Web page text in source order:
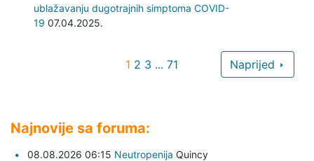
ublažavanju dugotrajnih simptoma COVID-
19 07.04.2025.
1 2 3 ... 71 Naprijed
Najnovije sa foruma:
08.08.2026 06:15 Neutropenija Quincy